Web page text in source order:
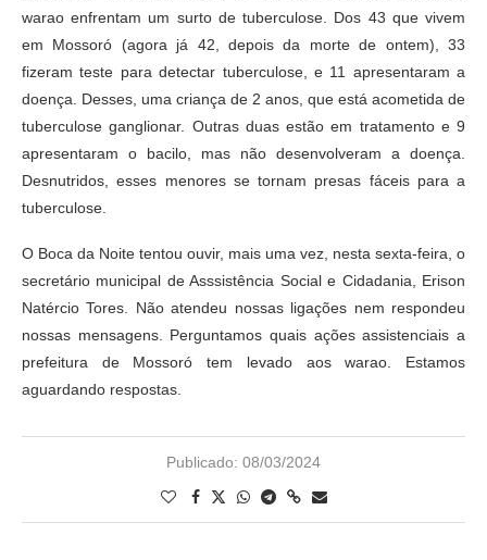
warao enfrentam um surto de tuberculose. Dos 43 que vivem
em Mossoró (agora já 42, depois da morte de ontem), 33
fizeram teste para detectar tuberculose, e 11 apresentaram a
doença. Desses, uma criança de 2 anos, que está acometida de
tuberculose ganglionar. Outras duas estão em tratamento e 9
apresentaram o bacilo, mas não desenvolveram a doença.
Desnutridos, esses menores se tornam presas fáceis para a
tuberculose.
O Boca da Noite tentou ouvir, mais uma vez, nesta sexta-feira, o
secretário municipal de Asssistência Social e Cidadania, Erison
Natércio Tores. Não atendeu nossas ligações nem respondeu
nossas mensagens. Perguntamos quais ações assistenciais a
prefeitura de Mossoró tem levado aos warao. Estamos
aguardando respostas.
Publicado: 08/03/2024